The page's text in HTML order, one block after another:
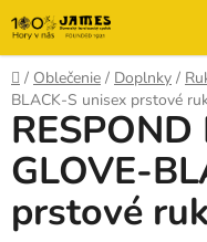
Prejsť
na
obsah
Domov
/ Oblečenie / Doplnky /
BLACK-S unisex prstové
RESPOND
GLOVE-
prstové